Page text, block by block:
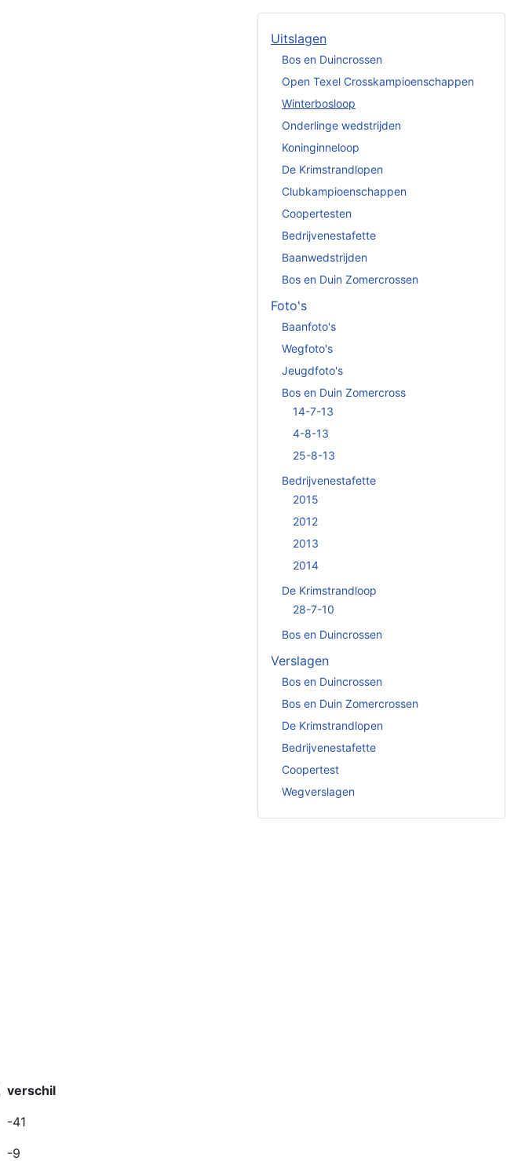
verschil
-41
-9
Uitslagen
Bos en Duincrossen
Open Texel Crosskampioenschappen
Winterbosloop
Onderlinge wedstrijden
Koninginneloop
De Krimstrandlopen
Clubkampioenschappen
Coopertesten
Bedrijvenestafette
Baanwedstrijden
Bos en Duin Zomercrossen
Foto's
Baanfoto's
Wegfoto's
Jeugdfoto's
Bos en Duin Zomercross
14-7-13
4-8-13
25-8-13
Bedrijvenestafette
2015
2012
2013
2014
De Krimstrandloop
28-7-10
Bos en Duincrossen
Verslagen
Bos en Duincrossen
Bos en Duin Zomercrossen
De Krimstrandlopen
Bedrijvenestafette
Coopertest
Wegverslagen